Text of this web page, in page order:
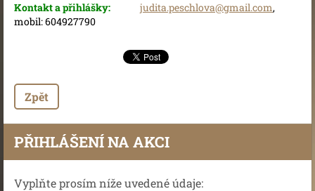
Kontakt a přihlášky: judita.peschlova@gmail.com,
mobil: 604927790
Zpět
PŘIHLÁŠENÍ NA AKCI
Vyplňte prosím níže uvedené údaje: